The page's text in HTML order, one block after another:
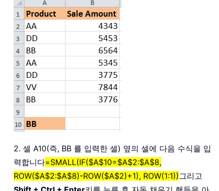
2. 셀 A10(즉, BB 를 입력한 셀) 옆의 셀에 다음 수식을 입
력합니다=SMALL(IF($A$10=$A$2:$A$8,
ROW($A$2:$A$8)-ROW($A$2)+1), ROW(1:1))그리고